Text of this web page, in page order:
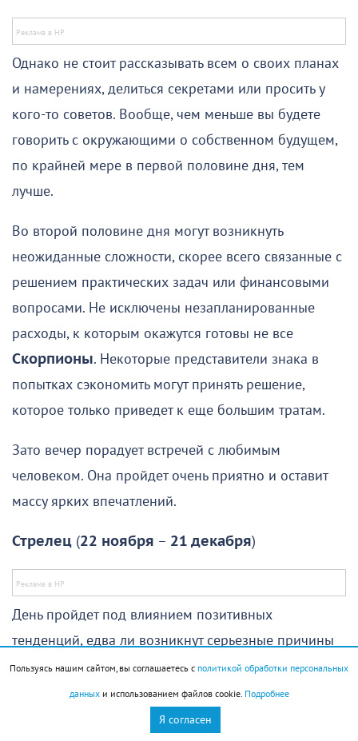
Однако не стоит рассказывать всем о своих планах
и намерениях, делиться секретами или просить у
кого-то советов. Вообще, чем меньше вы будете
говорить с окружающими о собственном будущем,
по крайней мере в первой половине дня, тем
лучше.
Во второй половине дня могут возникнуть
неожиданные сложности, скорее всего связанные с
решением практических задач или финансовыми
вопросами. Не исключены незапланированные
расходы, к которым окажутся готовы не все
Скорпионы. Некоторые представители знака в
попытках сэкономить могут принять решение,
которое только приведет к еще большим тратам.
Зато вечер порадует встречей с любимым
человеком. Она пройдет очень приятно и оставит
массу ярких впечатлений.
Стрелец (22 ноября – 21 декабря)
День пройдет под влиянием позитивных
тенденций, едва ли возникнут серьезные причины
для волнения и беспокойства. Он откроет новые
возможности передСтрельцами, которые
возьмутся за дела, действительно их
Пользуясь нашим сайтом, вы соглашаетесь с политикой обработки персональных
данныхи использованием файлов cookie. Подробнее
Я согласен